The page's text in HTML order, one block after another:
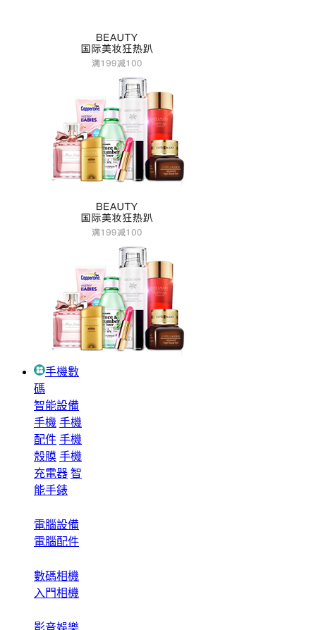
手機數
碼
智能設備
手機 手機
配件 手機
殼膜 手機
充電器 智
能手錶
電腦設備
電腦配件
數碼相機
入門相機
影音娛樂